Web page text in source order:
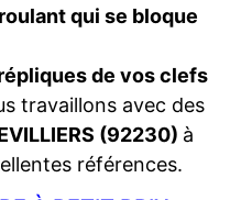
qui se bloque
de vos clefs
travaillons avec des
(92230) à
références.